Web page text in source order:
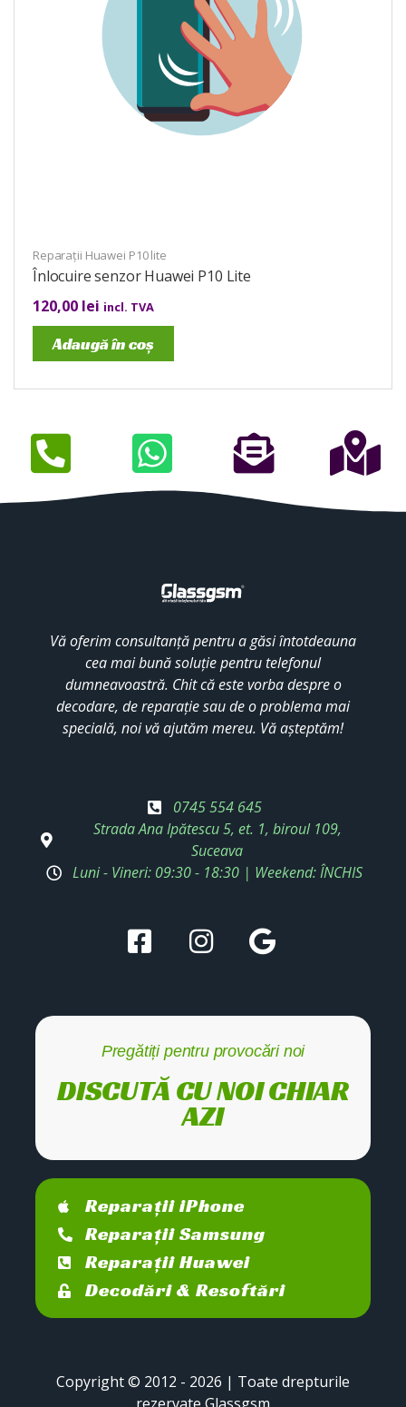
Reparații Huawei P10 lite
Înlocuire senzor Huawei P10 Lite
120,00 lei incl. TVA
Adaugă în coș
Vă oferim consultanță pentru a găsi întotdeauna
cea mai bună soluție pentru telefonul
dumneavoastră. Chit că este vorba despre o
decodare, de reparație sau de o problema mai
specială, noi vă ajutăm mereu. Vă așteptăm!
0745 554 645
Strada Ana Ipătescu 5, et. 1, biroul 109,
Suceava
Luni - Vineri: 09:30 - 18:30 | Weekend: ÎNCHIS
Pregătiți pentru provocări noi
DISCUTĂ CU NOI CHIAR
AZI
Reparații iPhone
Reparații Samsung
Reparații Huawei
Decodări & Resoftări
Copyright © 2012 - 2026 | Toate drepturile